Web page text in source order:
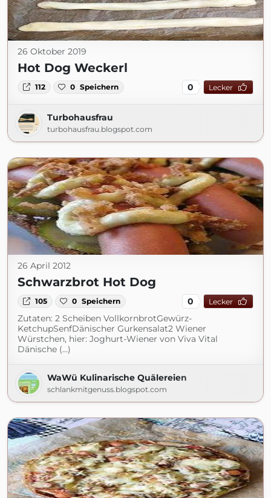
26 Oktober 2019
Hot Dog Weckerl
112 0 Speichern 0 Lecker
Turbohausfrau
turbohausfrau.blogspot.com
26 April 2012
Schwarzbrot Hot Dog
105 0 Speichern 0 Lecker
Zutaten: 2 Scheiben VollkornbrotGewürz-
KetchupSenfDänischer Gurkensalat2 Wiener
Würstchen, hier: Joghurt-Wiener von Viva Vital
Dänische (...)
WaWü Kulinarische Quälereien
schlankmitgenuss.blogspot.com